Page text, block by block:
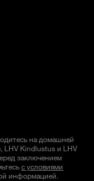
на домашней
LHV Kindlustus и LHV
заключением
с условиями
информацией.